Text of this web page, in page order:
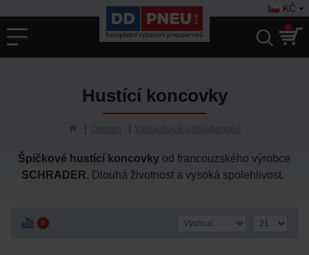
KČ
0
Ostatní Vzduchové příslušenství
Hustící koncovky
Špičkové hustící koncovky od francouzského výrobce
SCHRADER. Dlouhá životnost a vysoká spolehlivost.
0